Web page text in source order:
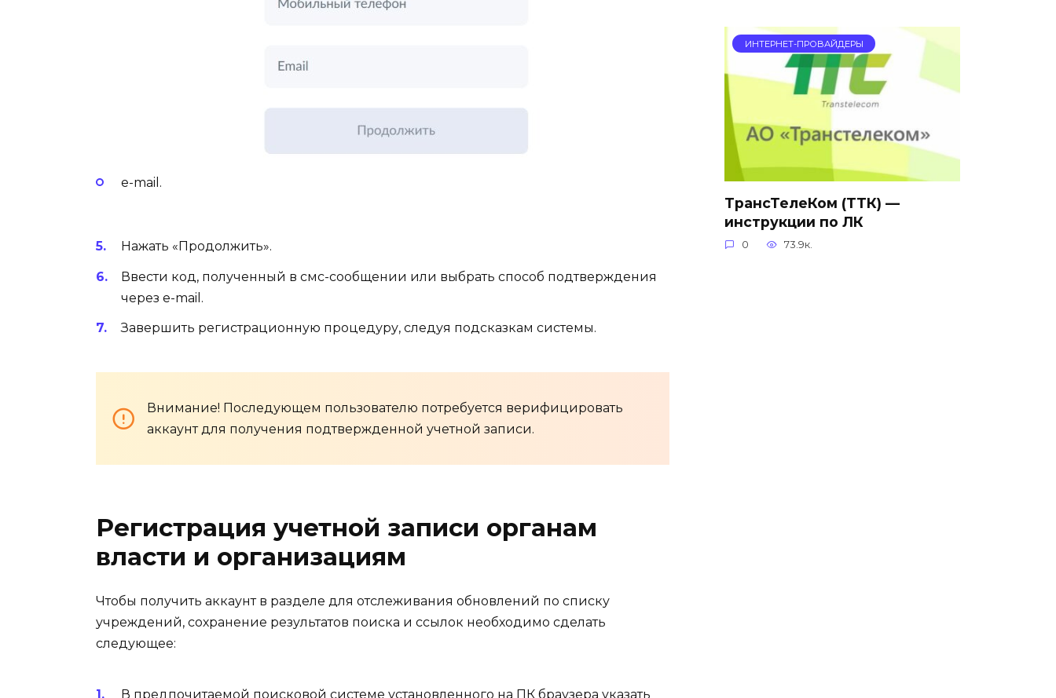
e-mail.
Нажать «Продолжить».
Ввести код, полученный в смс-сообщении или выбрать способ подтверждения
через e-mail.
Завершить регистрационную процедуру, следуя подсказкам системы.
Внимание! Последующем пользователю потребуется верифицировать
аккаунт для получения подтвержденной учетной записи.
Регистрация учетной записи органам
власти и организациям
Чтобы получить аккаунт в разделе для отслеживания обновлений по списку
учреждений, сохранение результатов поиска и ссылок необходимо сделать
следующее:
В предпочитаемой поисковой системе установленного на ПК браузера указать
ИНТЕРНЕТ-ПРОВАЙДЕРЫ
ТрансТелеКом (ТТК) —
инструкции по ЛК
0 73.9к.